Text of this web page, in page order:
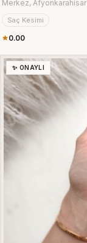
Merkez, Afyonkarahisar
Saç Kesimi
0.00
✨ ONAYLI